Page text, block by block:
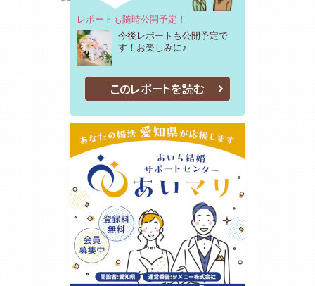
レポートも随時公開予定！
今後レポートも公開予定で
す！お楽しみに♪
このレポートを読む